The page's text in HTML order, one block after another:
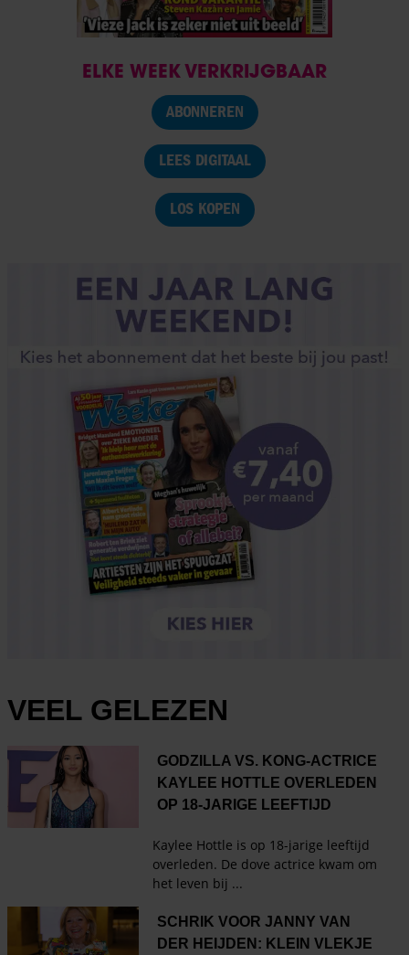
ELKE WEEK VERKRIJGBAAR
ABONNEREN
LEES DIGITAAL
LOS KOPEN